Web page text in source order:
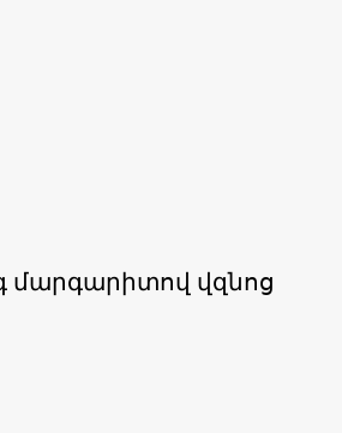
մարգարիտով վզնոց